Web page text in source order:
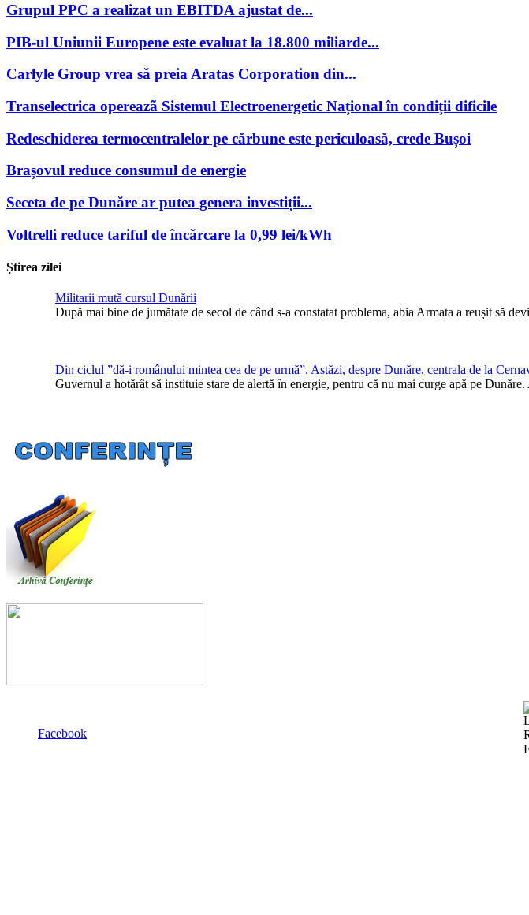
Grupul PPC a realizat un EBITDA ajustat de...
PIB-ul Uniunii Europene este evaluat la 18.800 miliarde...
Carlyle Group vrea să preia Aratas Corporation din...
Transelectrica opereazã Sistemul Electroenergetic Național în condiții dificile
Redeschiderea termocentralelor pe cărbune este periculoasă, crede Bușoi
Brașovul reduce consumul de energie
Seceta de pe Dunăre ar putea genera investiții...
Voltrelli reduce tariful de încărcare la 0,99 lei/kWh
Știrea zilei
Militarii mută cursul Dunării
După mai bine de jumătate de secol de când s-a constatat problema, abia Armata a reușit să
Din ciclul ”dă-i românului mintea cea de pe urmă”. Astăzi, despre Dunăre, centrala de la
Guvernul a hotărât să instituie stare de alertă în energie, pentru că nu mai curge apă pe Dunăre.
Facebook